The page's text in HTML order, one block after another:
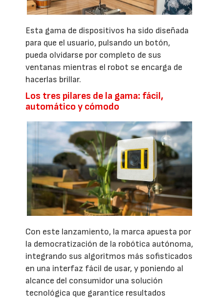
Esta gama de dispositivos ha sido diseñada
para que el usuario, pulsando un botón,
pueda olvidarse por completo de sus
ventanas mientras el robot se encarga de
hacerlas brillar.
Los tres pilares de la gama: fácil,
automático y cómodo
Con este lanzamiento, la marca apuesta por
la democratización de la robótica autónoma,
integrando sus algoritmos más sofisticados
en una interfaz fácil de usar, y poniendo al
alcance del consumidor una solución
tecnológica que garantice resultados